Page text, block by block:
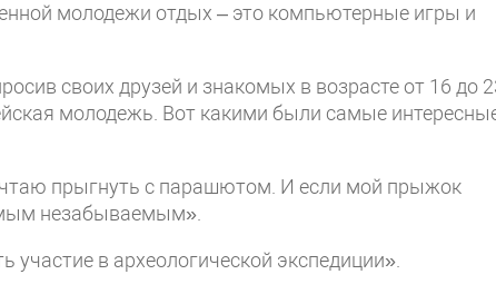
молодежи отдых – это компьютерные игры и
своих друзей и знакомых в возрасте от 16 до
молодежь. Вот какими были самые
прыгнуть с парашютом. И если мой прыжок
незабываемым».
в археологической экспедиции».